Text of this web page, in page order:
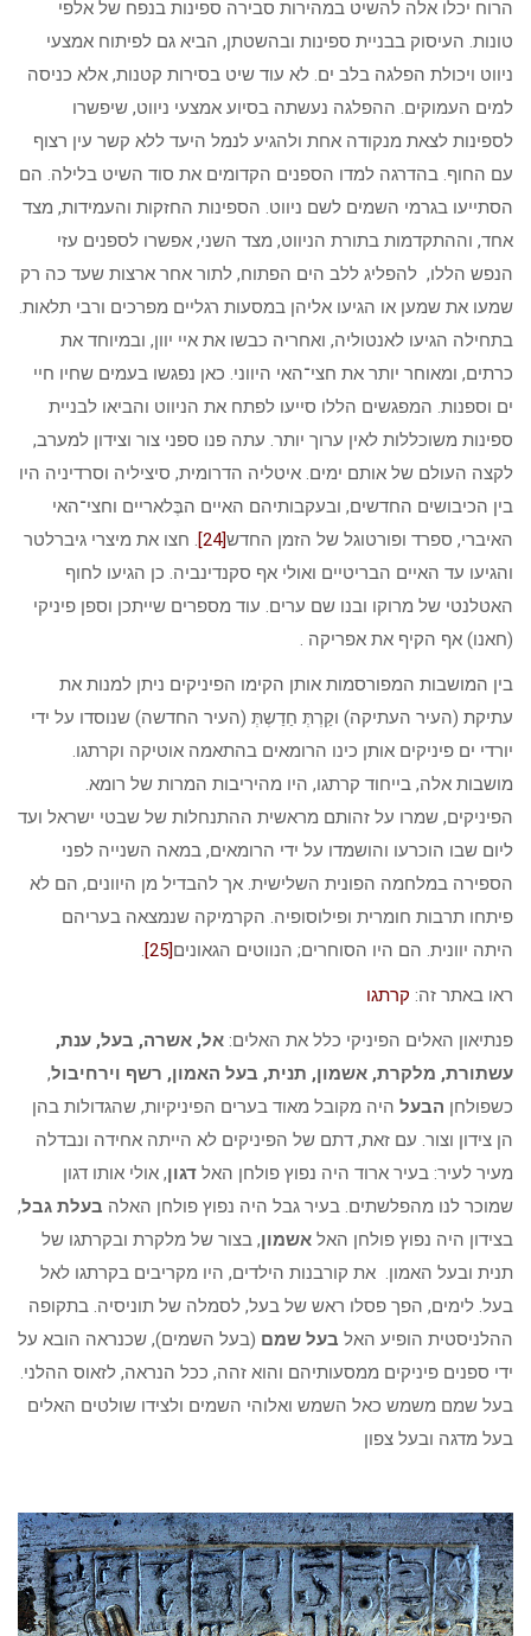
הרוח יכלו אלה להשיט במהירות סבירה ספינות בנפח של אלפי
טונות. העיסוק בבניית ספינות ובהשטתן, הביא גם לפיתוח אמצעי
ניווט ויכולת הפלגה בלב ים. לא עוד שיט בסירות קטנות, אלא כניסה
למים העמוקים. ההפלגה נעשתה בסיוע אמצעי ניווט, שיפשרו
לספינות לצאת מנקודה אחת ולהגיע לנמל היעד ללא קשר עין רצוף
עם החוף. בהדרגה למדו הספנים הקדומים את סוד השיט בלילה. הם
הסתייעו בגרמי השמים לשם ניווט. הספינות החזקות והעמידות, מצד
אחד, וההתקדמות בתורת הניווט, מצד השני, אפשרו לספנים עזי
הנפש הללו, להפליג ללב הים הפתוח, לתור אחר ארצות שעד כה רק
שמעו את שמען או הגיעו אליהן במסעות רגליים מפרכים ורבי תלאות.
בתחילה הגיעו לאנטוליה, ואחריה כבשו את איי יוון, ובמיוחד את
כרתים, ומאוחר יותר את חצי־האי היווני. כאן נפגשו בעמים שחיו חיי
ים וספנות. המפגשים הללו סייעו לפתח את הניווט והביאו לבניית
ספינות משוכללות לאין ערוך יותר. עתה פנו ספני צור וצידון למערב,
לקצה העולם של אותם ימים. איטליה הדרומית, סיציליה וסרדיניה היו
בין הכיבושים החדשים, ובעקבותיהם האיים הבֶּלאריים וחצי־האי
האיברי, ספרד ופורטוגל של הזמן החדש[24]
. חצו את מיצרי גיברלטר
והגיעו עד האיים הבריטיים ואולי אף סקנדינביה. כן הגיעו לחוף
האטלנטי של מרוקו ובנו שם ערים. עוד מספרים שייתכן וספן פיניקי
(חאנו) אף הקיף את אפריקה .
בין המושבות המפורסמות אותן הקימו הפיניקים ניתן למנות את
עתיקת (העיר העתיקה) וקַרְתְּ חַדַשְתְּ (העיר החדשה) שנוסדו על ידי
יורדי ים פיניקים אותן כינו הרומאים בהתאמה אוטיקה וקרתגו.
מושבות אלה, בייחוד קרתגו, היו מהיריבות המרות של רומא.
הפיניקים, שמרו על זהותם מראשית ההתנחלות של שבטי ישראל ועד
ליום שבו הוכרעו והושמדו על ידי הרומאים, במאה השנייה לפני
הספירה במלחמה הפונית השלישית. אך להבדיל מן היוונים, הם לא
פיתחו תרבות חומרית ופילוסופיה. הקרמיקה שנמצאה בעריהם
היתה יוונית. הם היו הסוחרים; הנווטים הגאונים[25]
ראו באתר זה: קרתגו
פנתיאון האלים הפיניקי כלל את האלים: אל, אשרה, בעל, ענת,
עשתורת, מלקרת, אשמון, תנית, בעל האמון, רשף וירחיבול,
כשפולחן הבעל היה מקובל מאוד בערים הפיניקיות, שהגדולות בהן
הן צידון וצור. עם זאת, דתם של הפיניקים לא הייתה אחידה ונבדלה
מעיר לעיר: בעיר ארוד היה נפוץ פולחן האל דגון, אולי אותו דגון
שמוכר לנו מהפלשתים. בעיר גבל היה נפוץ פולחן האלה בעלת גבל,
בצידון היה נפוץ פולחן האל אשמון, בצור של מלקרת ובקרתגו של
תנית ובעל האמון. את קורבנות הילדים, היו מקריבים בקרתגו לאל
בעל. לימים, הפך פסלו ראש של בעל, לסמלה של תוניסיה. בתקופה
ההלניסטית הופיע האל בעל שמם (בעל השמים), שכנראה הובא על
ידי ספנים פיניקים ממסעותיהם והוא זהה, ככל הנראה, לזאוס ההלני.
בעל שמם משמש כאל השמש ואלוהי השמים ולצידו שולטים האלים
בעל מדגה ובעל צפון